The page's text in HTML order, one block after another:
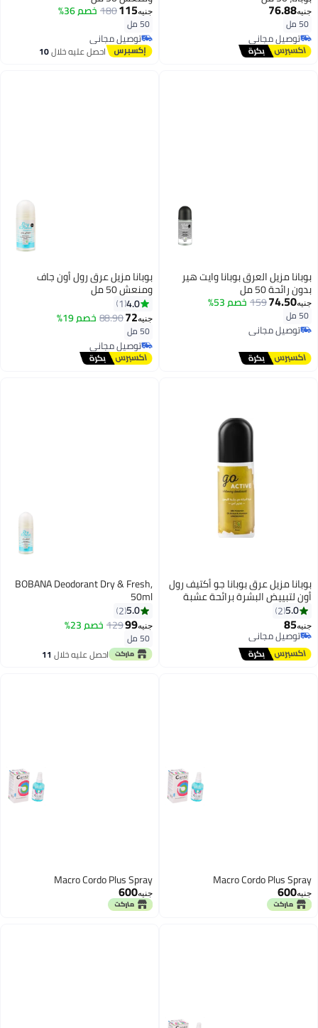
جنيه76.88
50 مل
توصيل مجاني
توصيل مجاني
جنيه115
180 خصم 36%
50 مل
توصيل مجاني
توصيل مجانياحصل عليه خلال10
بوبانا مزيل العرق بوبانا وايت هير
بدون رائحة 50 مل
جنيه74.50
159 خصم 53%
50 مل
توصيل مجاني
توصيل مجاني
بوبانا مزيل عرق رول أون جاف
ومنعش 50 مل
4.0
1
جنيه72
88.90خصم 19%
50 مل
توصيل مجاني
توصيل مجاني
بوبانا مزيل عرق بوبانا جو أكتيف رول
أون لتبييض البشرة برائحة عشبة
الليمون
5.0
2
جنيه85
توصيل مجاني
توصيل مجاني
BOBANA Deodorant Dry & Fresh,
50ml
5.0
2
جنيه99
129 خصم 23%
50 مل
احصل عليه خلال 11
Macro Cordo Plus Spray
جنيه600
Macro Cordo Plus Spray
جنيه600